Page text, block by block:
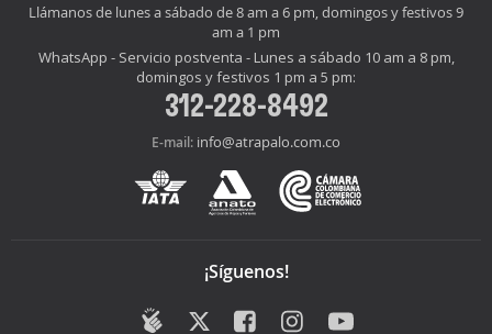
Llámanos de lunes a sábado de 8 am a 6 pm, domingos y festivos 9
am a 1 pm
WhatsApp - Servicio postventa - Lunes a sábado 10 am a 8 pm,
domingos y festivos 1 pm a 5 pm:
312-228-8492
E-mail: info@atrapalo.com.co
¡Síguenos!